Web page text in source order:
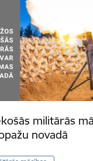
militārās
novadā